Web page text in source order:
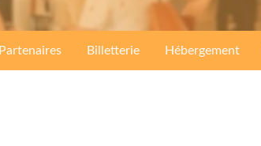
Partenaires Billetterie Hébergement